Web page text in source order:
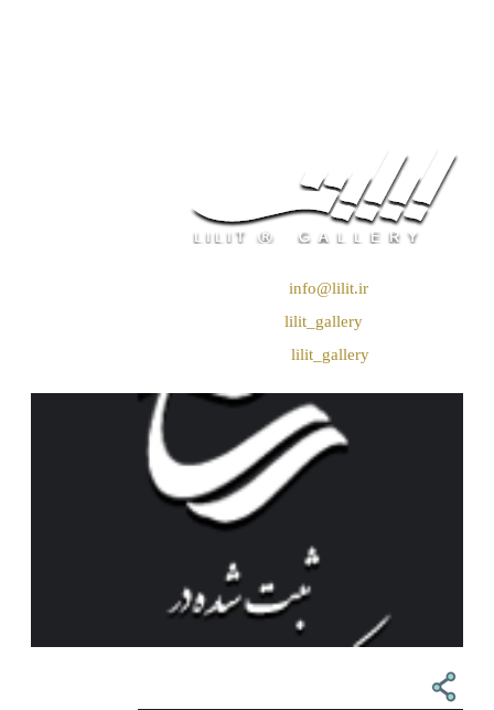
info@lilit.ir
lilit_gallery
lilit_gallery